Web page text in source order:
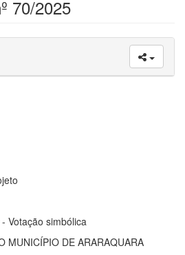
70/2025
Votação simbólica
MUNICÍPIO DE ARARAQUARA